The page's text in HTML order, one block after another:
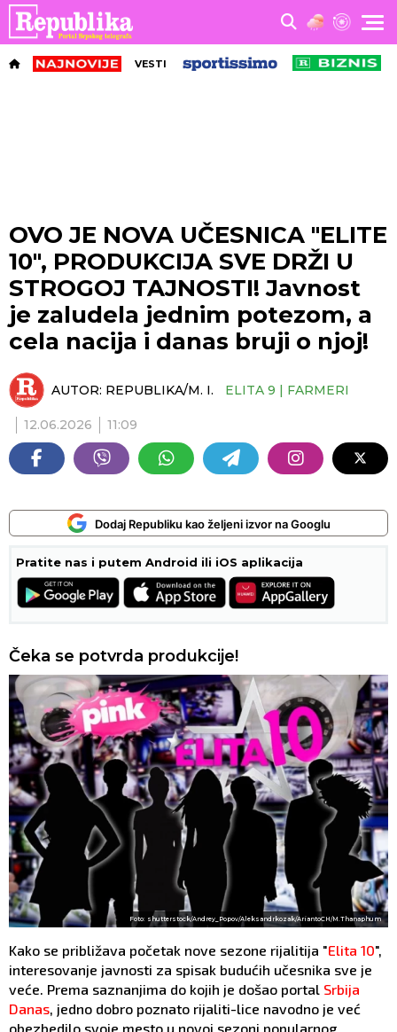
VESTI
OVO JE NOVA UČESNICA "ELITE
10", PRODUKCIJA SVE DRŽI U
STROGOJ TAJNOSTI! Javnost
je zaludela jednim potezom, a
cela nacija i danas bruji o njoj!
AUTOR: REPUBLIKA/M. I. ELITA 9 | FARMERI
12.06.2026 11:09
Dodaj Republiku kao željeni izvor na Googlu
Pratite nas i putem Android ili iOS aplikacija
Čeka se potvrda produkcije!
Foto: shutterstock/Andrey_Popov/Aleksandrkozak/AriantoCH/M.Thanaphum
Kako se približava početak nove sezone rijalitija "Elita 10",
interesovanje javnosti za spisak budućih učesnika sve je
veće. Prema saznanjima do kojih je došao portal Srbija
Danas, jedno dobro poznato rijaliti-lice navodno je već
obezbedilo svoje mesto u novoj sezoni popularnog